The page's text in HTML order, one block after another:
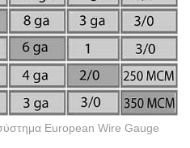
European Wire Gauge